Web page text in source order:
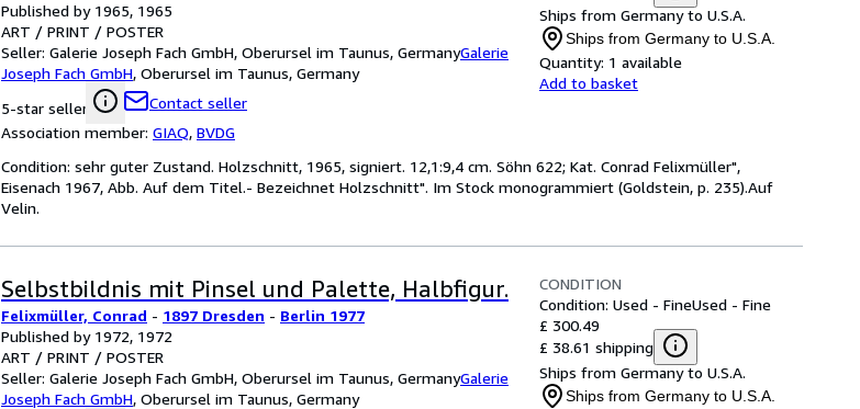
Published by 1965, 1965
ART / PRINT / POSTER
Seller: Galerie Joseph Fach GmbH, Oberursel im Taunus, GermanyGalerie
Joseph Fach GmbH, Oberursel im Taunus, Germany
5-star seller
Contact seller
Association member: GIAQ, BVDG
Ships from Germany to U.S.A.
Ships from Germany to U.S.A.
Quantity: 1 available
Add to basket
Condition: sehr guter Zustand. Holzschnitt, 1965, signiert. 12,1:9,4 cm. Söhn 622; Kat. Conrad Felixmüller",
Eisenach 1967, Abb. Auf dem Titel.- Bezeichnet Holzschnitt". Im Stock monogrammiert (Goldstein, p. 235).Auf
Velin.
Selbstbildnis mit Pinsel und Palette, Halbfigur.
Felixmüller, Conrad - 1897 Dresden - Berlin 1977
Published by 1972, 1972
ART / PRINT / POSTER
Seller: Galerie Joseph Fach GmbH, Oberursel im Taunus, GermanyGalerie
Joseph Fach GmbH, Oberursel im Taunus, Germany
CONDITION
Condition: Used - FineUsed - Fine
£ 300.49
£ 38.61 shipping
Ships from Germany to U.S.A.
Ships from Germany to U.S.A.